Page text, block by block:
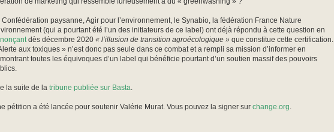
Confédération paysanne, Agir pour l’environnement, le Synabio, la fédération France Nature
(qui a pourtant été l’un des initiateurs de ce label) ont déjà répondu à cette question en
dès décembre 2020 « l’illusion de transition agroécologique » que constitue cette certification.
aux toxiques » n’est donc pas seule dans ce combat et a rempli sa mission d’informer en
toutes les équivoques d’un label qui bénéficie pourtant d’un soutien massif des pouvoirs
la suite de la tribune publiée sur Basta.
pétition a été lancée pour soutenir Valérie Murat. Vous pouvez la signer sur change.org.